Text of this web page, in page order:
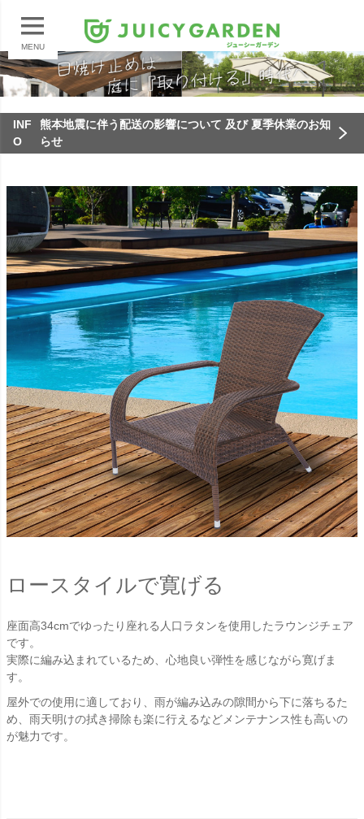
MENU
INF
O
熊本地震に伴う配送の影響について 及び 夏季休業のお知
らせ
ロースタイルで寛げる
座面高34cmでゆったり座れる人口ラタンを使用したラウンジチェア
です。
実際に編み込まれているため、心地良い弾性を感じながら寛げま
す。
屋外での使用に適しており、雨が編み込みの隙間から下に落ちるた
め、雨天明けの拭き掃除も楽に行えるなどメンテナンス性も高いの
が魅力です。